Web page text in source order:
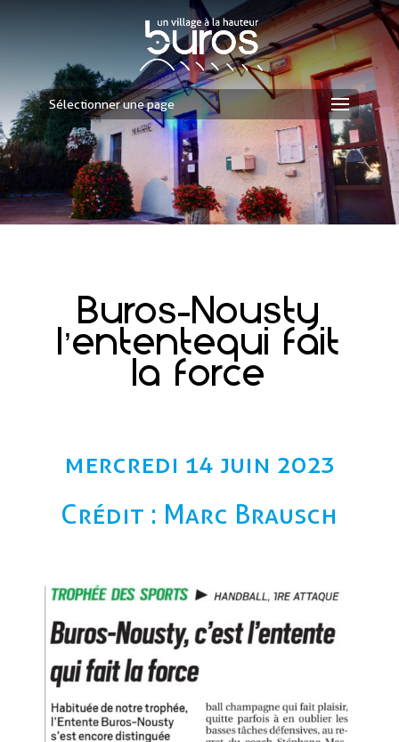
Sélectionner une page
Buros-Nousty
l’ententequi fait
la force
mercredi 14 juin 2023
Crédit : Marc Brausch